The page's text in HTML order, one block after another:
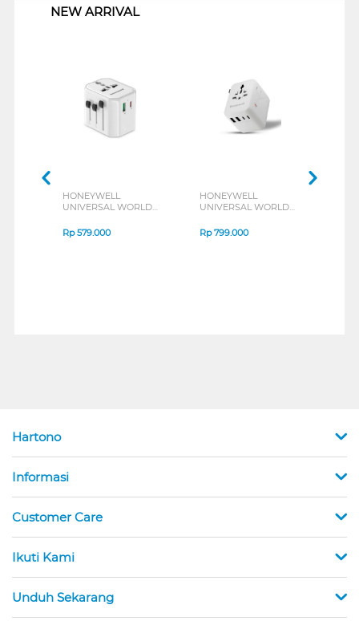
NEW ARRIVAL
HONEYWELL
UNIVERSAL WORLD
38W SERIES
Rp579.000
HONEYWELL
UNIVERSAL WORLD
45W SERIES
Rp799.000
Hartono
Informasi
Customer Care
Ikuti Kami
Unduh Sekarang